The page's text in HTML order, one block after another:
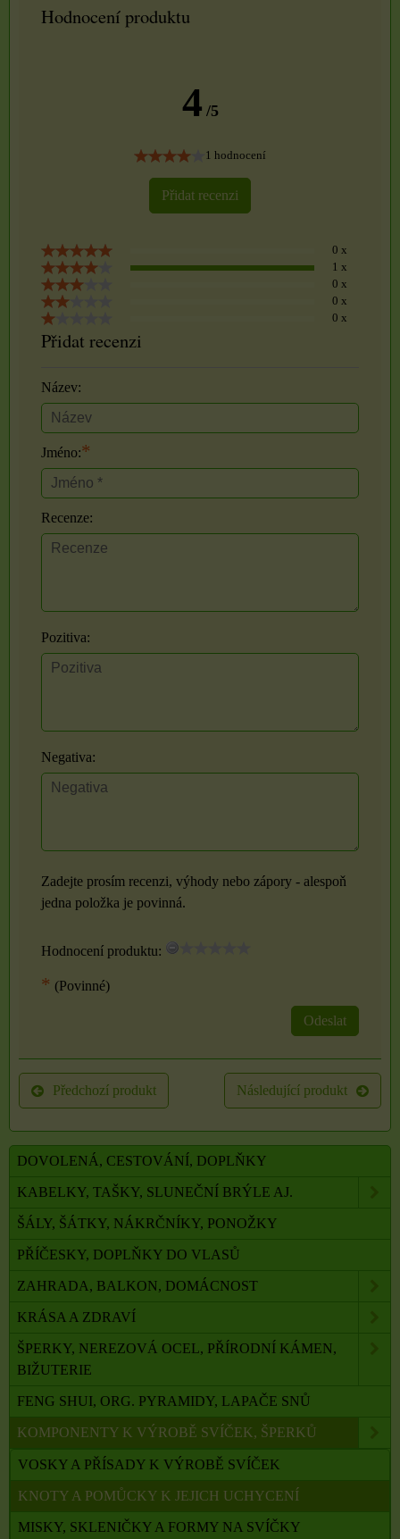
Hodnocení produktu
4 /5
1 hodnocení
Přidat recenzi
0 x
1 x
0 x
0 x
0 x
Přidat recenzi
Název:
Jméno:*
Recenze:
Pozitiva:
Negativa:
Zadejte prosím recenzi, výhody nebo zápory - alespoň
jedna položka je povinná.
Hodnocení produktu:
* (Povinné)
Odeslat
Předchozí produkt Následující produkt
DOVOLENÁ, CESTOVÁNÍ, DOPLŇKY
KABELKY, TAŠKY, SLUNEČNÍ BRÝLE AJ.
ŠÁLY, ŠÁTKY, NÁKRČNÍKY, PONOŽKY
PŘÍČESKY, DOPLŇKY DO VLASŮ
ZAHRADA, BALKON, DOMÁCNOST
KRÁSA A ZDRAVÍ
ŠPERKY, NEREZOVÁ OCEL, PŘÍRODNÍ KÁMEN,
BIŽUTERIE
FENG SHUI, ORG. PYRAMIDY, LAPAČE SNŮ
KOMPONENTY K VÝROBĚ SVÍČEK, ŠPERKŮ
VOSKY A PŘÍSADY K VÝROBĚ SVÍČEK
KNOTY A POMŮCKY K JEJICH UCHYCENÍ
MISKY, SKLENIČKY A FORMY NA SVÍČKY